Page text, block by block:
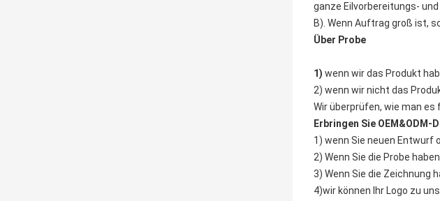
ganze Eilvorbereitungs-
B). Wenn Auftrag groß ist,
Über Probe
1) wenn wir das Produkt
2) wenn wir nicht das
Wir überprüfen, wie man es
Erbringen Sie
1) wenn Sie neuen Entwurf
2) Wenn Sie die Probe
3) Wenn Sie die Zeichnung
4)wir können Ihr Logo zu